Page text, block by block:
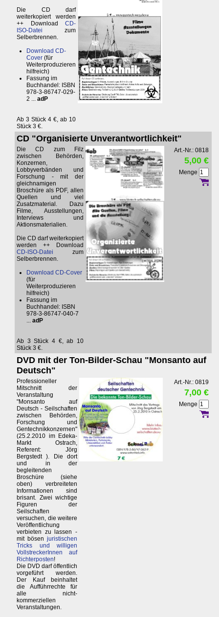
Die CD darf
weiterkopiert werden
++ Download CD-
ISO-Datei zum
Selberbrennen.
Download CD-
Cover (für
Weiterproduzieren
hilfreich)
Fassung im
Buchhandel: ISBN
978-3-86747-029-
2 ... adP
Ab 3 Stück 4 €, ab 10
Stück 3 €.
CD "Organisierte Unverantwortlichkeit"
Die CD zum Filz
zwischen Behörden,
Konzernen,
Lobbyverbänden und
Forschung - mit der
gleichnamigen
Broschüre als PDF, allen
Quellen und viel
Zusatzmaterial. Dazu
Filme, Ausstellungen,
Interviews und
Aktionsmaterialien.
Die CD darf weiterkopiert
werden ++ Download
CD-ISO-Datei zum
Selberbrennen.
Download CD-Cover
(für
Weiterproduzieren
hilfreich)
Fassung im
Buchhandel: ISBN
978-3-86747-040-7
... adP
Ab 3 Stück 4 €, ab 10
Stück 3 €.
Art.-Nr.: 0818
5,00 €
Menge
DVD mit der Ton-Bilder-Schau "Monsanto auf
Deutsch"
Professioneller
Mitschnitt der
Veranstaltung
"Monsanto auf
Deutsch - Seilschaften
zwischen Behörden,
Forschung und
Gentechnikkonzernen"
(25.2.2010 im Edeka-
Markt Ostrach,
Referent: Jörg
Bergstedt ). Die dort
und in der
begleitenden
Broschüre (siehe
oben) verbreiteten
Informationen sind
brisant. Zwei wichtige
Figuren der
Seilschaften
versuchen, die weitere
Veröffentlichung
verbieten zu lassen -
mit bösen juristischen
Tricks und willigen
VollstreckerInnen auf
Richterposten!
Die DVD darf öffentlich
vorgeführt werden.
Der Kauf beinhaltet
die Aufführrechte für
alle nicht-
kommerziellen
Veranstaltungen.
Art.-Nr.: 0819
7,00 €
Menge